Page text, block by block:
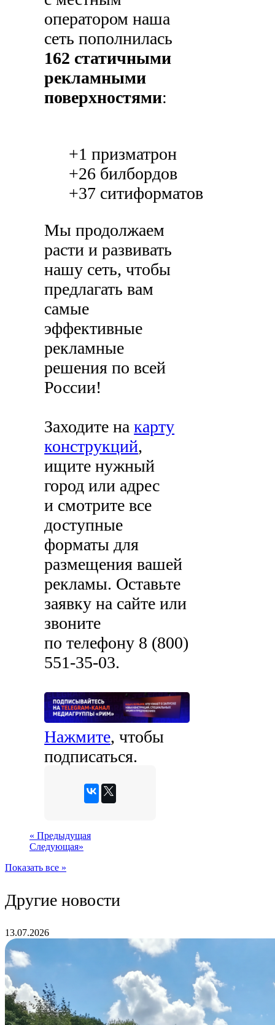
оператором наша
сеть пополнилась
162 статичными
рекламными
поверхностями:
+1 призматрон
+26 билбордов
+37 ситиформатов
Мы продолжаем
расти и развивать
нашу сеть, чтобы
предлагать вам
самые
эффективные
рекламные
решения по всей
России!
Заходите накарту
конструкций,
ищите нужный
город или адрес
и смотрите все
доступные
форматы для
размещения вашей
рекламы. Оставьте
заявку на сайте или
звоните
по телефону 8 (800)
551-35-03.
Нажмите, чтобы
подписаться.
« Предыдущая
Следующая»
Показать все »
Другие новости
13.07.2026